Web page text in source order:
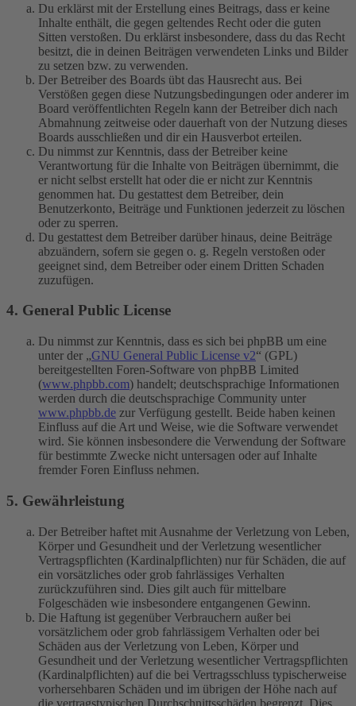
Du erklärst mit der Erstellung eines Beitrags, dass er keine
Inhalte enthält, die gegen geltendes Recht oder die guten
Sitten verstoßen. Du erklärst insbesondere, dass du das Recht
besitzt, die in deinen Beiträgen verwendeten Links und Bilder
zu setzen bzw. zu verwenden.
Der Betreiber des Boards übt das Hausrecht aus. Bei
Verstößen gegen diese Nutzungsbedingungen oder anderer im
Board veröffentlichten Regeln kann der Betreiber dich nach
Abmahnung zeitweise oder dauerhaft von der Nutzung dieses
Boards ausschließen und dir ein Hausverbot erteilen.
Du nimmst zur Kenntnis, dass der Betreiber keine
Verantwortung für die Inhalte von Beiträgen übernimmt, die
er nicht selbst erstellt hat oder die er nicht zur Kenntnis
genommen hat. Du gestattest dem Betreiber, dein
Benutzerkonto, Beiträge und Funktionen jederzeit zu löschen
oder zu sperren.
Du gestattest dem Betreiber darüber hinaus, deine Beiträge
abzuändern, sofern sie gegen o. g. Regeln verstoßen oder
geeignet sind, dem Betreiber oder einem Dritten Schaden
zuzufügen.
4. General Public License
Du nimmst zur Kenntnis, dass es sich bei phpBB um eine
unter der „GNU General Public License v2“ (GPL)
bereitgestellten Foren-Software von phpBB Limited
(www.phpbb.com) handelt; deutschsprachige Informationen
werden durch die deutschsprachige Community unter
www.phpbb.de zur Verfügung gestellt. Beide haben keinen
Einfluss auf die Art und Weise, wie die Software verwendet
wird. Sie können insbesondere die Verwendung der Software
für bestimmte Zwecke nicht untersagen oder auf Inhalte
fremder Foren Einfluss nehmen.
5. Gewährleistung
Der Betreiber haftet mit Ausnahme der Verletzung von Leben,
Körper und Gesundheit und der Verletzung wesentlicher
Vertragspflichten (Kardinalpflichten) nur für Schäden, die auf
ein vorsätzliches oder grob fahrlässiges Verhalten
zurückzuführen sind. Dies gilt auch für mittelbare
Folgeschäden wie insbesondere entgangenen Gewinn.
Die Haftung ist gegenüber Verbrauchern außer bei
vorsätzlichem oder grob fahrlässigem Verhalten oder bei
Schäden aus der Verletzung von Leben, Körper und
Gesundheit und der Verletzung wesentlicher Vertragspflichten
(Kardinalpflichten) auf die bei Vertragsschluss typischerweise
vorhersehbaren Schäden und im übrigen der Höhe nach auf
die vertragstypischen Durchschnittsschäden begrenzt. Dies